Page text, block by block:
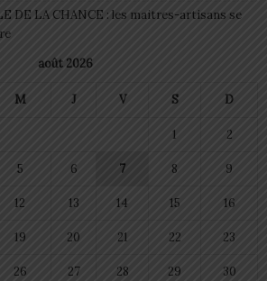
DE LA CHANCE : les maitres-artisans se
août 2026
M J V S D
1 2
5 6 7 8 9
12 13 14 15 16
19 20 21 22 23
26 27 28 29 30